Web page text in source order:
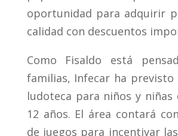
oportunidad para adquirir
calidad con descuentos
Como Fisaldo está
familias, Infecar ha previsto
ludoteca para niños y niñas
12 años. El área contará
de juegos para incentivar